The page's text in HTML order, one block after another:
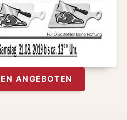
ANGEBOTEN